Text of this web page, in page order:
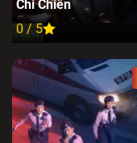
New
Chi Chiến
0 / 5